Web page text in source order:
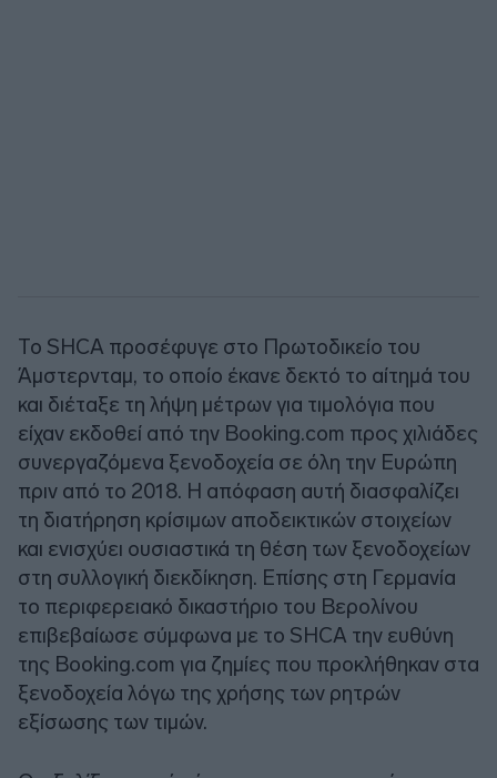
Το SHCA προσέφυγε στο Πρωτοδικείο του
Άμστερνταμ, το οποίο έκανε δεκτό το αίτημά του
και διέταξε τη λήψη μέτρων για τιμολόγια που
είχαν εκδοθεί από την Booking.com προς χιλιάδες
συνεργαζόμενα ξενοδοχεία σε όλη την Ευρώπη
πριν από το 2018. Η απόφαση αυτή διασφαλίζει
τη διατήρηση κρίσιμων αποδεικτικών στοιχείων
και ενισχύει ουσιαστικά τη θέση των ξενοδοχείων
στη συλλογική διεκδίκηση. Επίσης στη Γερμανία
το περιφερειακό δικαστήριο του Βερολίνου
επιβεβαίωσε σύμφωνα με το SHCA την ευθύνη
της Booking.com για ζημίες που προκλήθηκαν στα
ξενοδοχεία λόγω της χρήσης των ρητρών
εξίσωσης των τιμών.